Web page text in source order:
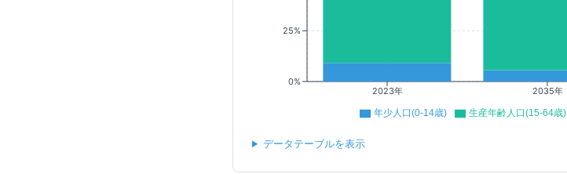
2023年 2035年
0%
25%
年少人口(0-14歳) 生産年齢人口(15-64歳)
データテーブルを表示